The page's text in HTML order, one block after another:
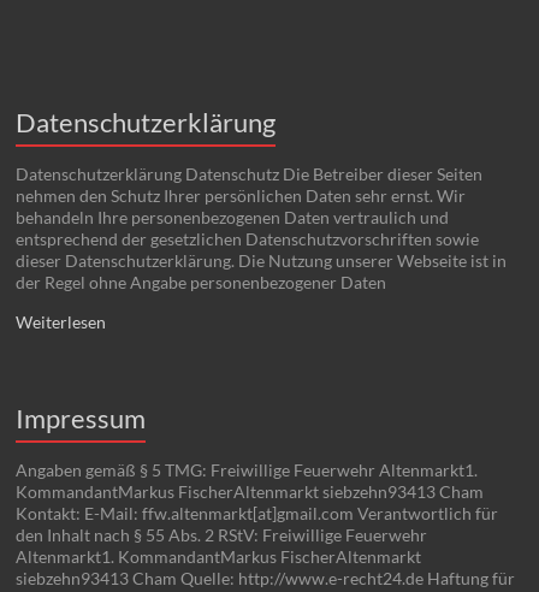
Datenschutzerklärung
Datenschutzerklärung Datenschutz Die Betreiber dieser Seiten
nehmen den Schutz Ihrer persönlichen Daten sehr ernst. Wir
behandeln Ihre personenbezogenen Daten vertraulich und
entsprechend der gesetzlichen Datenschutzvorschriften sowie
dieser Datenschutzerklärung. Die Nutzung unserer Webseite ist in
der Regel ohne Angabe personenbezogener Daten
Weiterlesen
Impressum
Angaben gemäß § 5 TMG: Freiwillige Feuerwehr Altenmarkt1.
KommandantMarkus FischerAltenmarkt siebzehn93413 Cham
Kontakt: E-Mail: ffw.altenmarkt[at]gmail.com Verantwortlich für
den Inhalt nach § 55 Abs. 2 RStV: Freiwillige Feuerwehr
Altenmarkt1. KommandantMarkus FischerAltenmarkt
siebzehn93413 Cham Quelle: http://www.e-recht24.de Haftung für